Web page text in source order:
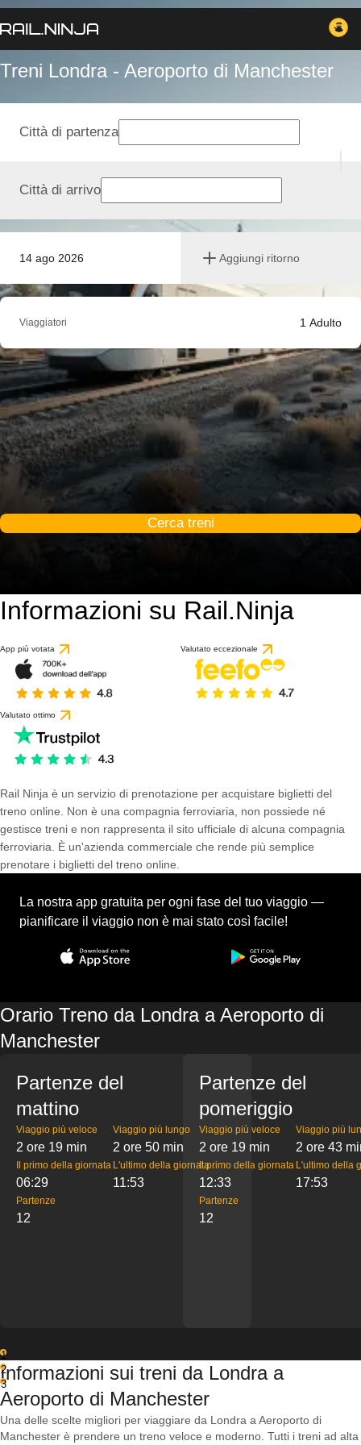
Treni Londra - Aeroporto di Manchester
14 ago 2026 Aggiungi ritorno
Città di partenza
Città di arrivo
Viaggiatori 1 Adulto
Cerca treni
Informazioni su Rail.Ninja
App più votata Valutato eccezionale
Valutato ottimo
Rail Ninja è un servizio di prenotazione per acquistare biglietti del
treno online. Non è una compagnia ferroviaria, non possiede né
gestisce treni e non rappresenta il sito ufficiale di alcuna compagnia
ferroviaria. È un'azienda commerciale che rende più semplice
prenotare i biglietti del treno online.
La nostra app gratuita per ogni fase del tuo viaggio —
pianificare il viaggio non è mai stato così facile!
Orario Treno da Londra a Aeroporto di
Manchester
Partenze del
mattino
Viaggio più veloce
2 ore 19 min
Viaggio più lungo
2 ore 50 min
Il primo della giornata
06:29
L'ultimo della giornata
11:53
Partenze
12
Partenze del
pomeriggio
Viaggio più veloce
2 ore 19 min
Viaggio più
2 ore 43
Il primo della giornata
12:33
L'ultimo della
17:53
Partenze
12
1
2
3
Informazioni sui treni da Londra a
Aeroporto di Manchester
Una delle scelte migliori per viaggiare da Londra a Aeroporto di
Manchester è prendere un treno veloce e moderno. Tutti i treni ad alta